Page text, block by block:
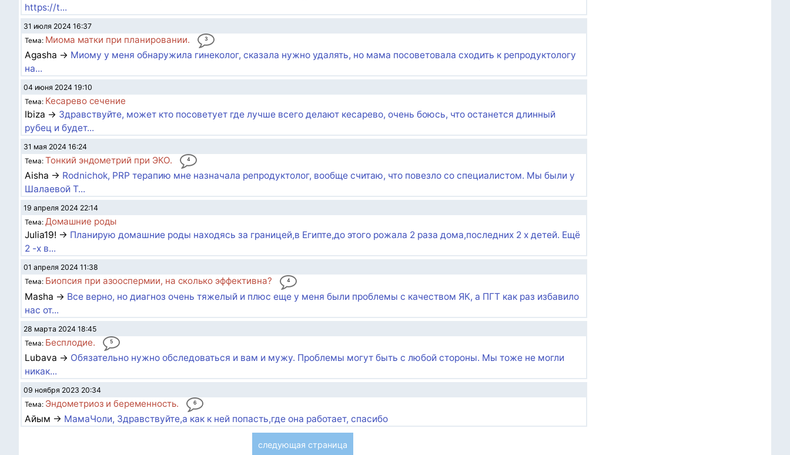
https://t...
31 июля 2024 16:37
Тема: Миома матки при планировании. 3
Agasha → Миому у меня обнаружила гинеколог, сказала нужно удалять, но мама посоветовала сходить к репродуктологу
на...
04 июня 2024 19:10
Тема: Кесарево сечение
Ibiza → Здравствуйте, может кто посоветует где лучше всего делают кесарево, очень боюсь, что останется длинный
рубец и будет...
31 мая 2024 16:24
Тема: Тонкий эндометрий при ЭКО. 4
Aisha → Rodnichok, PRP терапию мне назначала репродуктолог, вообще считаю, что повезло со специалистом. Мы были у
Шалаевой Т...
19 апреля 2024 22:14
Тема: Домашние роды
Julia19! → Планирую домашние роды находясь за границей,в Египте,до этого рожала 2 раза дома,последних 2 х детей. Ещё
2 -х в...
01 апреля 2024 11:38
Тема: Биопсия при азооспермии, на сколько эффективна? 4
Masha → Все верно, но диагноз очень тяжелый и плюс еще у меня были проблемы с качеством ЯК, а ПГТ как раз избавило
нас от...
28 марта 2024 18:45
Тема: Бесплодие. 5
Lubava → Обязательно нужно обследоваться и вам и мужу. Проблемы могут быть с любой стороны. Мы тоже не могли
никак...
09 ноября 2023 20:34
Тема: Эндометриоз и беременность. 6
Айым → МамаЧоли, Здравствуйте,а как к ней попасть,где она работает, спасибо
следующая страница